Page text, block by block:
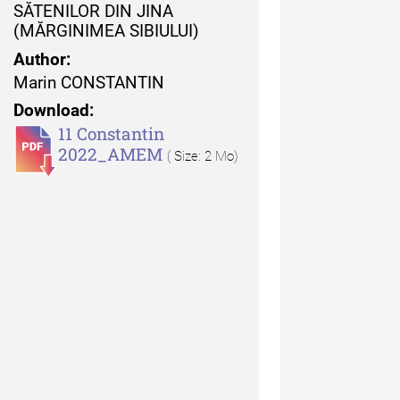
Moldovei - XXI / 2021
Muzeului Etnografic
Moldovei - XX / 2020
Complet
- Revista de mediere
SĂTENILOR DIN JINA
(MĂRGINIMEA SIBIULUI)
Author:
Marin CONSTANTIN
Download:
11 Constantin
2022_AMEM ( Size: 2 Mo)